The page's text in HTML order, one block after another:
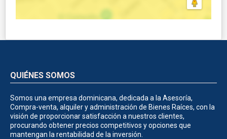
QUIÉNES SOMOS
Somos una empresa dominicana, dedicada a la Asesoría,
Compra-venta, alquiler y administración de Bienes Raíces, con la
visión de proporcionar satisfacción a nuestros clientes,
procurando obtener precios competitivos y opciones que
mantengan la rentabilidad de la inversión.